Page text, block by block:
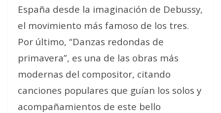
España desde la imaginación de Debussy,
el movimiento más famoso de los tres.
Por último, “Danzas redondas de
primavera”, es una de las obras más
modernas del compositor, citando
canciones populares que guían los solos y
acompañamientos de este bello